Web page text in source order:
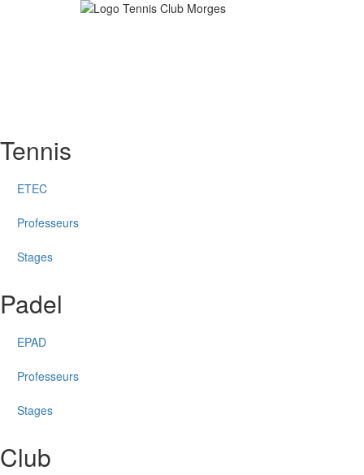
Tennis
ETEC
Professeurs
Stages
Padel
EPAD
Professeurs
Stages
Club